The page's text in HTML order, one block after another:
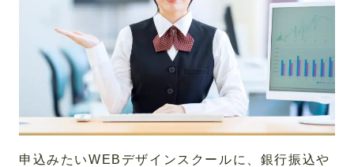
申込みたいWEBデザインスクールに、銀行振込や